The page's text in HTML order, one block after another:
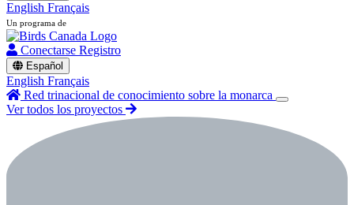
English Français
Un programa de
Conectarse Registro
Español
English Français
Red trinacional de conocimiento sobre la monarca
Ver todos los proyectos